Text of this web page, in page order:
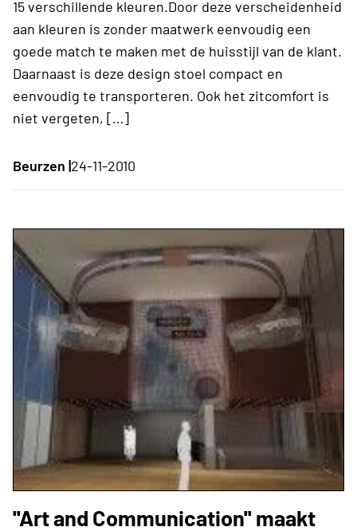
15 verschillende kleuren.Door deze verscheidenheid
aan kleuren is zonder maatwerk eenvoudig een
goede match te maken met de huisstijl van de klant.
Daarnaast is deze design stoel compact en
eenvoudig te transporteren. Ook het zitcomfort is
niet vergeten, […]
Beurzen |24-11-2010
''Art and Communication'' maakt